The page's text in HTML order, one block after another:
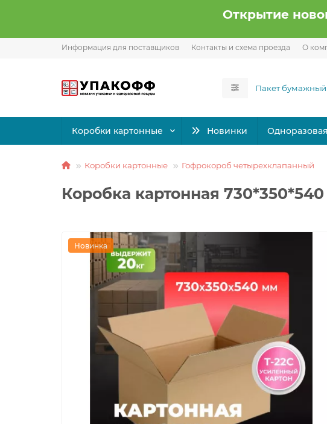
Открытие
Информация для поставщиков Контакты и схема проезда О
Коробки картонные Новинки
Коробки картонные Гофрокороб четырехклапанный
Коробка картонная
Новинка